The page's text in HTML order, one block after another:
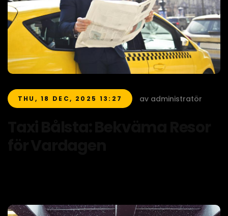
THU, 18 DEC, 2025 13:27 av administratör